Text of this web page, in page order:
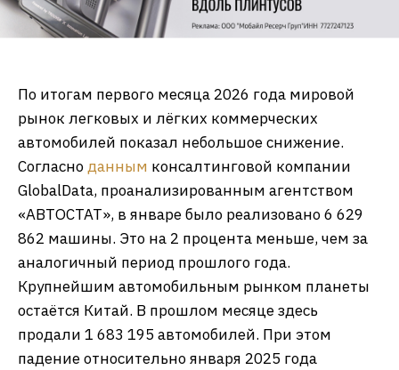
По итогам первого месяца 2026 года мировой
рынок легковых и лёгких коммерческих
автомобилей показал небольшое снижение.
Согласноданным консалтинговой компании
GlobalData, проанализированным агентством
«АВТОСТАТ», в январе было реализовано 6 629
862 машины. Это на 2 процента меньше, чем за
аналогичный период прошлого года.
Крупнейшим автомобильным рынком планеты
остаётся Китай. В прошлом месяце здесь
продали 1 683 195 автомобилей. При этом
падение относительно января 2025 года